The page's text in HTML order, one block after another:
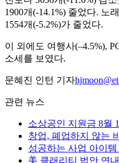
1900개(-14.1%) 줄었다. 노
1554개(-5.2%)가 줄었다.
이 외에도 여행사(–4.5%),
소세를 보였다.
문혜진 인턴 기자
관련 뉴스
소상공인 지원금 8월
창업, 폐업하지 않는
성공하는 사업 아이
美 클래리티 법안 연